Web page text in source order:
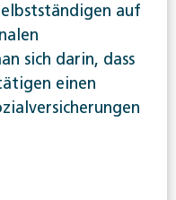
auf
sich darin, dass
einen